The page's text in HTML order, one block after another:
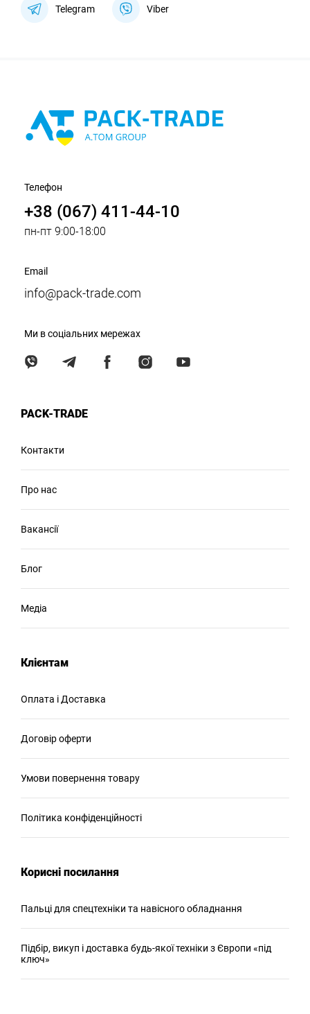
Telegram Viber
Телефон
+38 (067) 411-44-10
пн-пт 9:00-18:00
Email
info@pack-trade.com
Ми в соціальних мережах
PACK-TRADE
Контакти
Про нас
Вакансії
Блог
Медіа
Клієнтам
Оплата і Доставка
Договір оферти
Умови повернення товару
Політика конфіденційності
Корисні посилання
Пальці для спецтехніки та навісного обладнання
Підбір, викуп і доставка будь-якої техніки з Європи «під
ключ»